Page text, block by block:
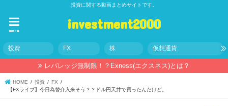
投資に関する動画まとめサイトです。
investment2000
menu
投資 FX 株 仮想通貨
レバレッジ無制限！？Exness(エクスネス)とは？
HOME 投資
FX
【FXライブ】今日為替介入来そう？？ドル円天井で買ったんだけど。